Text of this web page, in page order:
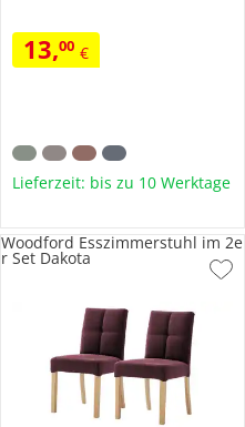
13,00 €
Lieferzeit: bis zu 10 Werktage
Woodford Esszimmerstuhl im 2e
r Set Dakota